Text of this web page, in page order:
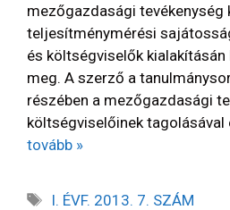
mezőgazdasági tevékenység
teljesítménymérési
és költségviselők
meg. A szerző a
részében a mezőgazdasági
költségviselőinek
tovább »
I. ÉVF. 2013. 7. SZÁM